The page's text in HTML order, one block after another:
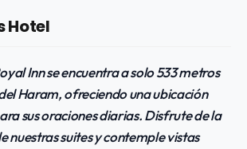
Hotel
Inn se encuentra a solo 533 metros
Haram, ofreciendo una ubicación
sus oraciones diarias. Disfrute de la
nuestras suites y contemple vistas